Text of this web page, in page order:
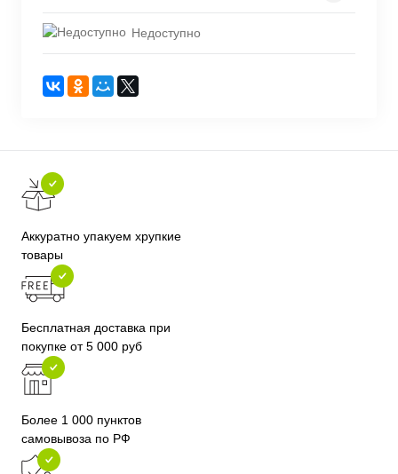
Недоступно
Аккуратно упакуем хрупкие
товары
Бесплатная доставка при
покупке от 5 000 руб
Более 1 000 пунктов
самовывоза по РФ